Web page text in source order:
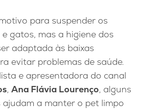
para suspender os
gatos, mas a higiene dos
adaptada às baixas
evitar problemas de saúde.
e apresentadora do canal
, Ana Flávia Lourenço, alguns
ajudam a manter o pet limpo